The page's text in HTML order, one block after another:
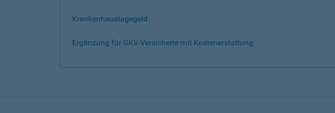
Krankenhaustagegeld
Ergänzung für GKV-Versicherte mit Kostenerstattung